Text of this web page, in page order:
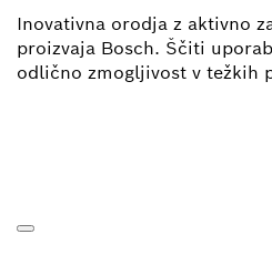
Inovativna orodja z aktivno
proizvaja Bosch. Ščiti
odlično zmogljivost v težkih